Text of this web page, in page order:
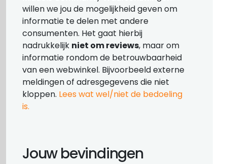
willen we jou de mogelijkheid geven om
informatie te delen met andere
consumenten. Het gaat hierbij
nadrukkelijk niet om reviews, maar om
informatie rondom de betrouwbaarheid
van een webwinkel. Bijvoorbeeld externe
meldingen of adresgegevens die niet
kloppen. Lees wat wel/niet de bedoeling
is.
Jouw bevindingen